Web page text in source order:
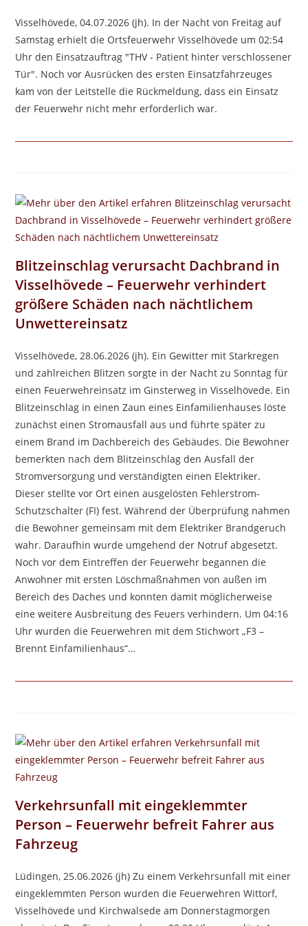
Visselhövede, 04.07.2026 (jh). In der Nacht von Freitag auf
Samstag erhielt die Ortsfeuerwehr Visselhövede um 02:54
Uhr den Einsatzauftrag "THV - Patient hinter verschlossener
Tür". Noch vor Ausrücken des ersten Einsatzfahrzeuges
kam von der Leitstelle die Rückmeldung, dass ein Einsatz
der Feuerwehr nicht mehr erforderlich war.
Blitzeinschlag verursacht Dachbrand in
Visselhövede – Feuerwehr verhindert
größere Schäden nach nächtlichem
Unwettereinsatz
Visselhövede, 28.06.2026 (jh). Ein Gewitter mit Starkregen
und zahlreichen Blitzen sorgte in der Nacht zu Sonntag für
einen Feuerwehreinsatz im Ginsterweg in Visselhövede. Ein
Blitzeinschlag in einen Zaun eines Einfamilienhauses löste
zunächst einen Stromausfall aus und führte später zu
einem Brand im Dachbereich des Gebäudes. Die Bewohner
bemerkten nach dem Blitzeinschlag den Ausfall der
Stromversorgung und verständigten einen Elektriker.
Dieser stellte vor Ort einen ausgelösten Fehlerstrom-
Schutzschalter (FI) fest. Während der Überprüfung nahmen
die Bewohner gemeinsam mit dem Elektriker Brandgeruch
wahr. Daraufhin wurde umgehend der Notruf abgesetzt.
Noch vor dem Eintreffen der Feuerwehr begannen die
Anwohner mit ersten Löschmaßnahmen von außen im
Bereich des Daches und konnten damit möglicherweise
eine weitere Ausbreitung des Feuers verhindern. Um 04:16
Uhr wurden die Feuerwehren mit dem Stichwort „F3 –
Brennt Einfamilienhaus“…
Verkehrsunfall mit eingeklemmter
Person – Feuerwehr befreit Fahrer aus
Fahrzeug
Lüdingen, 25.06.2026 (jh) Zu einem Verkehrsunfall mit einer
eingeklemmten Person wurden die Feuerwehren Wittorf,
Visselhövede und Kirchwalsede am Donnerstagmorgen